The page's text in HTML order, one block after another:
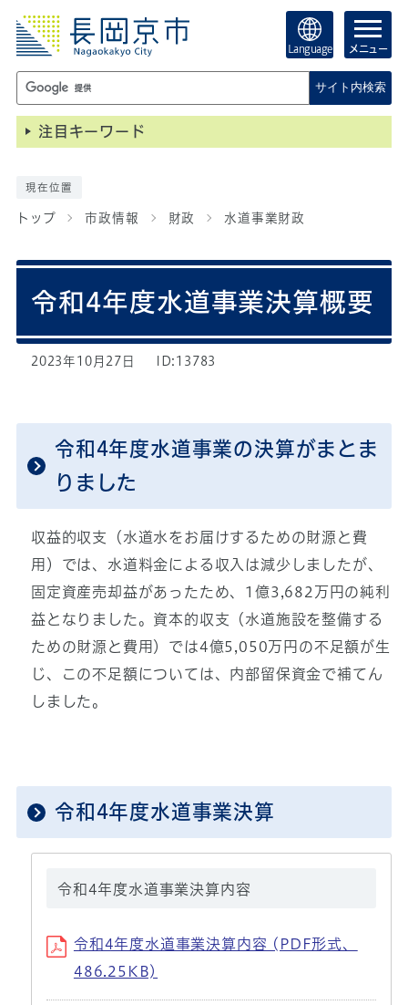
Language メニュー
サイト内検索
注目キーワード
現在位置
トップ 市政情報 財政 水道事業財政
令和4年度水道事業決算概要
2023年10月27日 ID:13783
令和4年度水道事業の決算がまとま
りました
収益的収支（水道水をお届けするための財源と費
用）では、水道料金による収入は減少しましたが、
固定資産売却益があったため、1億3,682万円の純利
益となりました。資本的収支（水道施設を整備する
ための財源と費用）では4億5,050万円の不足額が生
じ、この不足額については、内部留保資金で補てん
しました。
令和4年度水道事業決算
令和4年度水道事業決算内容
令和4年度水道事業決算内容 (PDF形式、
486.25KB)